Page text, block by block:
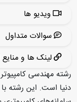
ویدیو ها
سوالات متداول
لینک ها و
رشته مهندسی
دنیا است. این رشته